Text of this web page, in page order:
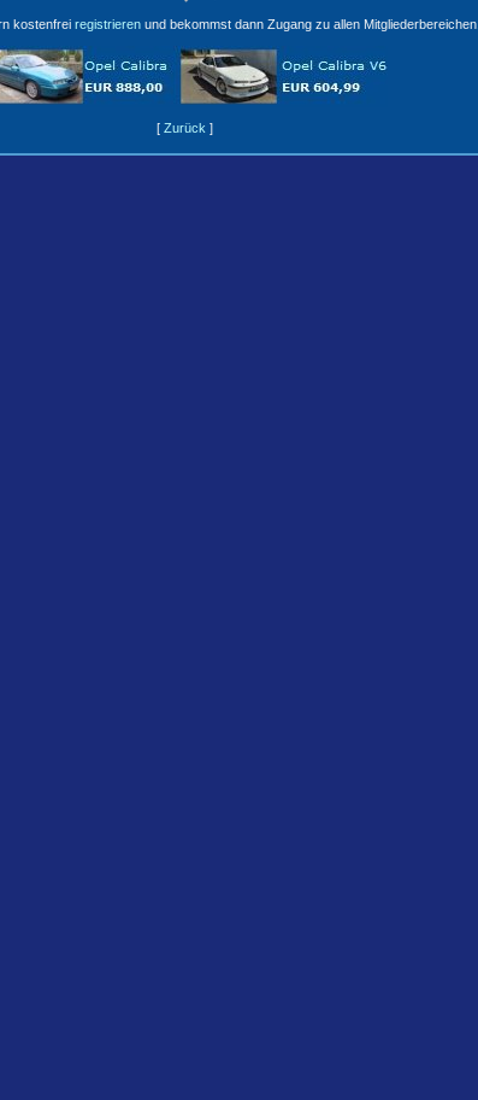
kostenfrei registrierenund bekommst dann Zugang zu allen Mitgliederbereichen.
[ Zurück ]